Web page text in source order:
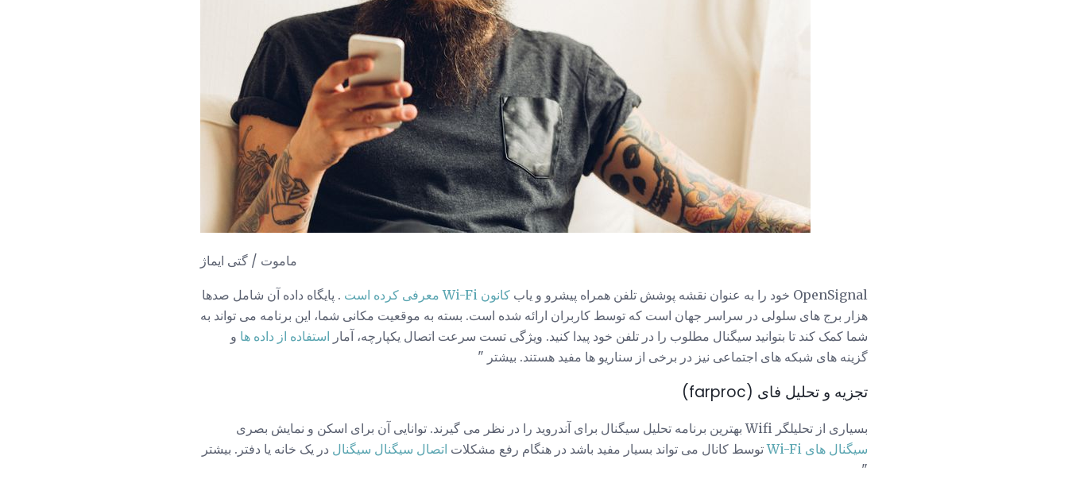
ماموت / گتی ایماژ
OpenSignal خود را به عنوان نقشه پوشش تلفن همراه پیشرو و یاب کانون Wi-Fi معرفی کرده است
. پایگاه داده آن شامل صدها
هزار برج های سلولی در سراسر جهان است که توسط کاربران ارائه شده است. بسته به موقعیت مکانی شما، این برنامه می تواند به
شما کمک کند تا بتوانید سیگنال مطلوب را در تلفن خود پیدا کنید. ویژگی تست سرعت اتصال یکپارچه، آمار استفاده از داده ها و
گزینه های شبکه های اجتماعی نیز در برخی از سناریو ها مفید هستند. بیشتر "
تجزیه و تحلیل فای (farproc)
بسیاری از تحلیلگر Wifi بهترین برنامه تحلیل سیگنال برای آندروید را در نظر می گیرند. توانایی آن برای اسکن و نمایش بصری
سیگنال های Wi-Fi
توسط کانال می تواند بسیار مفید باشد در هنگام رفع مشکلات اتصال سیگنال سیگنال در یک خانه یا دفتر. بیشتر
"